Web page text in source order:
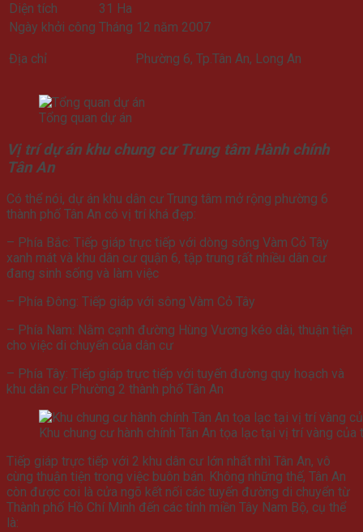
Diện tích
31 Ha
Ngày khởi công Tháng 12 năm 2007
Địa chỉ Phường 6, Tp.Tân An, Long An
Tổng quan dự án
Vị trí dự án khu chung cư Trung tâm Hành chính
Tân An
Có thể nói, dự án khu dân cư Trung tâm mở rộng phường 6
thành phố Tân An có vị trí khá đẹp:
– Phía Bắc: Tiếp giáp trực tiếp với dòng sông Vàm Cỏ Tây
xanh mát và khu dân cư quận 6, tập trung rất nhiều dân cư
đang sinh sống và làm việc
– Phía Đông: Tiếp giáp với sông Vàm Cỏ Tây
– Phía Nam: Nằm cạnh đường Hùng Vương kéo dài, thuận tiện
cho việc di chuyển của dân cư
– Phía Tây: Tiếp giáp trực tiếp với tuyến đường quy hoạch và
khu dân cư Phường 2 thành phố Tân An
Khu chung cư hành chính Tân An tọa lạc tại vị trí vàng của
Tiếp giáp trực tiếp với 2 khu dân cư lớn nhất nhì Tân An, vô
cùng thuận tiện trong việc buôn bán. Không những thế, Tân An
còn được coi là cửa ngõ kết nối các tuyến đường di chuyển từ
Thành phố Hồ Chí Minh đến các tỉnh miền Tây Nam Bộ, cụ thể
là: